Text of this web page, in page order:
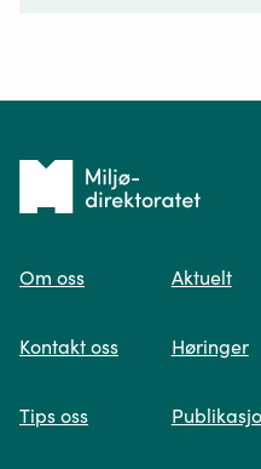
Spør oss
søk og viser deg
Tilbake
forsiden
Om oss
Kontakt oss
Tips oss
Aktuelt
Høringer